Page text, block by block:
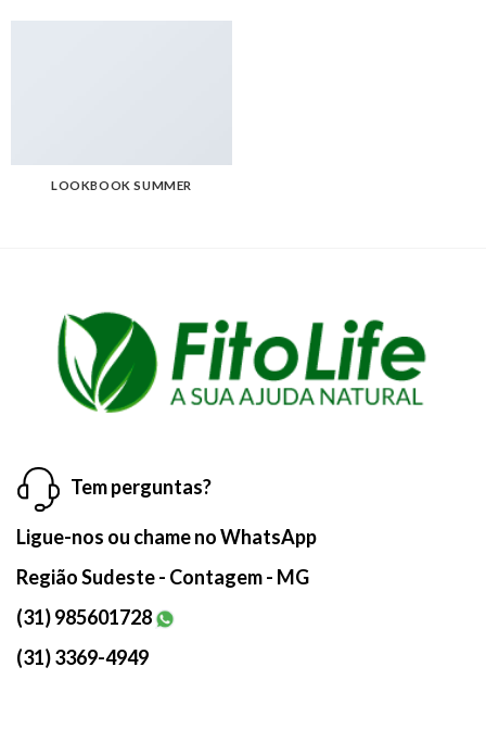
LOOKBOOK SUMMER
Tem perguntas?
Ligue-nos ou chame no WhatsApp
Região Sudeste - Contagem - MG
(31) 985601728
(31) 3369-4949